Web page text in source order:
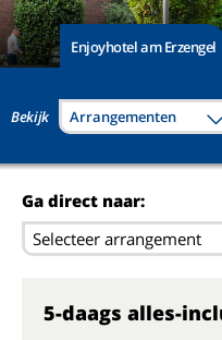
Enjoyhotel am Erzengel
Bekijk Arrangementen
Ga direct naar:
Selecteer arrangement
5-daags alles-